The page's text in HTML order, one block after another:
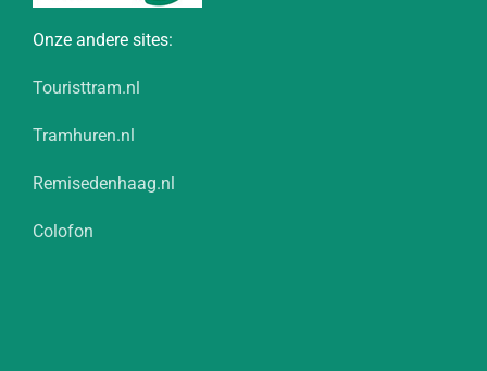
Onze andere sites:
Touristtram.nl
Tramhuren.nl
Remisedenhaag.nl
Colofon